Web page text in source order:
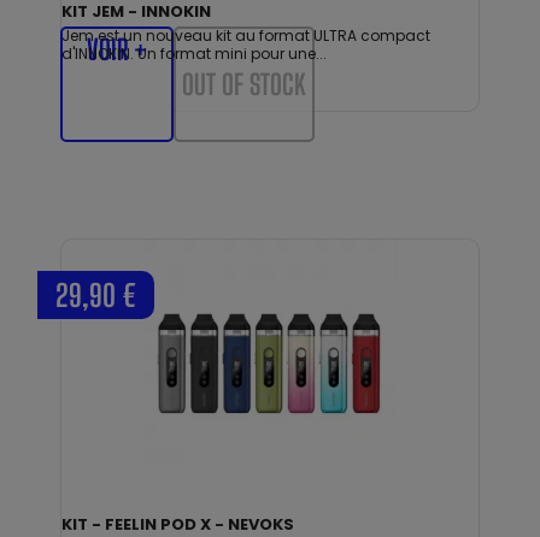
KIT JEM - INNOKIN
Jem est un nouveau kit au format ULTRA compact
d'INNOKIN. Un format mini pour une...
VOIR +
OUT OF STOCK
KIT - FEELIN POD X - NEVOKS
29,90 €